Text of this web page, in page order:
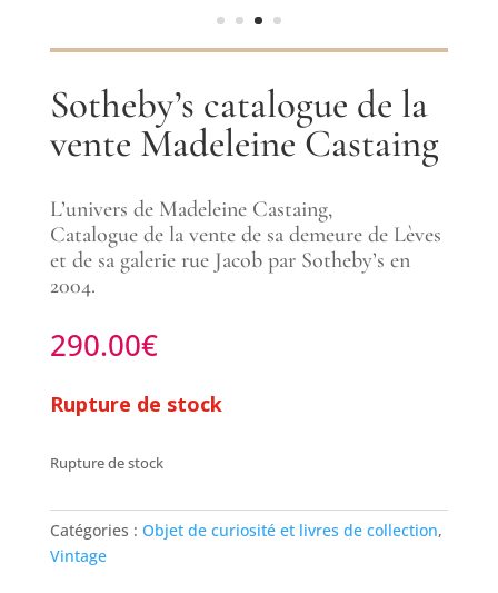
Sotheby’s catalogue de la
vente Madeleine Castaing
L’univers de Madeleine Castaing,
Catalogue de la vente de sa demeure de Lèves
et de sa galerie rue Jacob par Sotheby’s en
2004.
290.00€
Rupture de stock
Rupture de stock
Catégories : Objet de curiosité et livres de collection,
Vintage